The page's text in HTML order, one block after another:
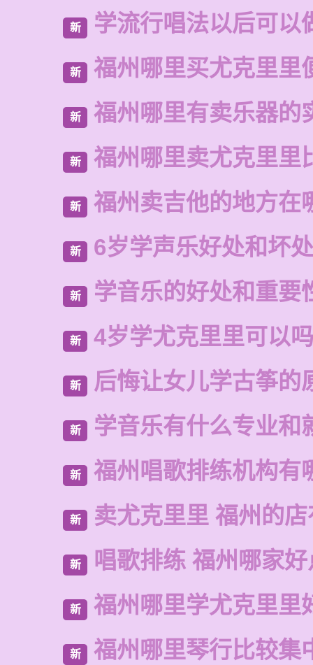
新 学流行唱法以后可以
新 福州哪里买尤克里里
新 福州哪里有卖乐器的
新 福州哪里卖尤克里里
新 福州卖吉他的地方在
新 6岁学声乐好处和坏处
新 学音乐的好处和重要
新 4岁学尤克里里可以吗
新 后悔让女儿学古筝的
新 学音乐有什么专业和
新 福州唱歌排练机构有
新 卖尤克里里 福州的
新 唱歌排练 福州哪家好
新 福州哪里学尤克里里
新 福州哪里琴行比较集